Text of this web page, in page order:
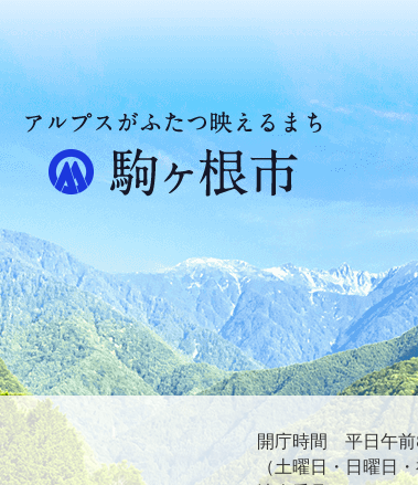
ア
ル
た
つ
映
え
る
ま
ち
駒
ヶ
根
市
開庁時間 平日午前
（土曜日・日曜日